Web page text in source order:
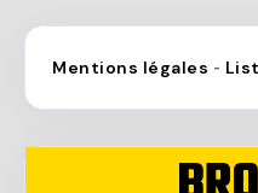
Mentions légales -